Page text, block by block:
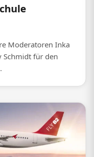
Moderatoren Inka
Schmidt für den